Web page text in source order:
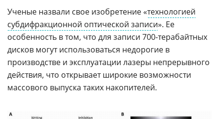
Ученые назвали свое изобретение «технологией
субдифракционной оптической записи». Ее
особенность в том, что для записи 700-терабайтных
дисков могут использоваться недорогие в
производстве и эксплуатации лазеры непрерывного
действия, что открывает широкие возможности
массового выпуска таких накопителей.